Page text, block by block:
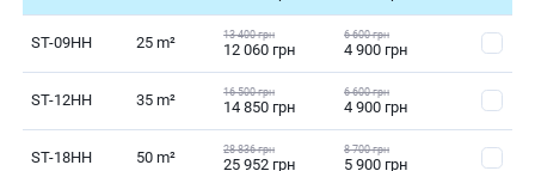
ST-09HH 25 m² 13 400 грн
12 060 грн
6 600 грн
4 900 грн
ST-12HH 35 m² 16 500 грн
14 850 грн
6 600 грн
4 900 грн
ST-18HH 50 m² 28 836 грн
25 952 грн
8 700 грн
5 900 грн